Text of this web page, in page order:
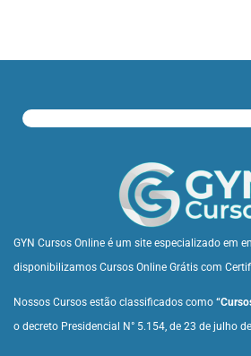
GYN Cursos Online é um site especializado em
disponibilizamos Cursos Online Grátis com
Nossos Cursos estão classificados como
o decreto Presidencial N° 5.154, de 23 de julho